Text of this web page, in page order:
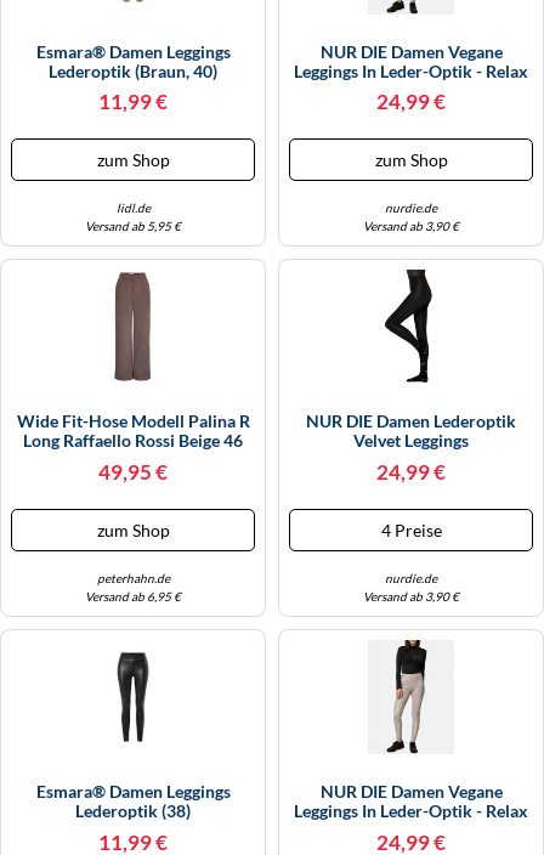
Esmara® Damen Leggings
Lederoptik (Braun, 40)
11,99 €
zum Shop
lidl.de
Versand ab 5,95 €
NUR DIE Damen Vegane
Leggings In Leder-Optik - Relax
& Go - Taupe - Größe 32-34
24,99 €
zum Shop
nurdie.de
Versand ab 3,90 €
Wide Fit-Hose Modell Palina R
Long Raffaello Rossi Beige 46
49,95 €
zum Shop
peterhahn.de
Versand ab 6,95 €
NUR DIE Damen Lederoptik
Velvet Leggings
24,99 €
4 Preise
nurdie.de
Versand ab 3,90 €
Esmara® Damen Leggings
Lederoptik (38)
11,99 €
NUR DIE Damen Vegane
Leggings In Leder-Optik - Relax
24,99 €